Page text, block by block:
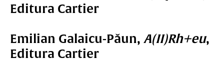
Editura Cartier
Emilian Galaicu-Păun, A(II)Rh+eu,
Editura Cartier